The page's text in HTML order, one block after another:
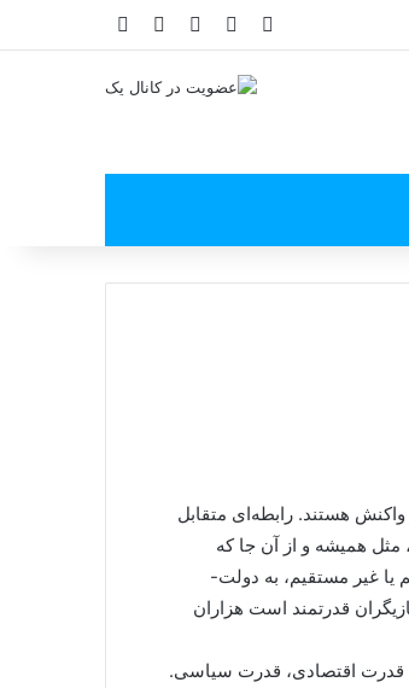
فیس بوک یوتیوب اینستاگرام
هستند. رابطه‌ای متقابل
همیشه و از آن جا که
غیر مستقیم، به دولت-
قدرتمند است هزاران
قدرت اقتصادی، قدرت سیاسی.